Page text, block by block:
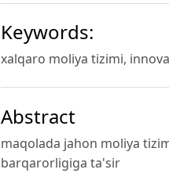
Keywords:
xalqaro moliya tizimi,
Abstract
maqolada jahon moliya
barqarorligiga ta'sir